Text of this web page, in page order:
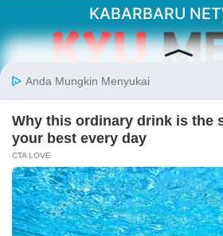
KABARBARU
Kabarbaru.co
inspiratif dari sudut
Follow Kabarbaru